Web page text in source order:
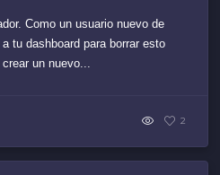
Como un usuario nuevo de
tu dashboard para borrar esto
un nuevo...
2